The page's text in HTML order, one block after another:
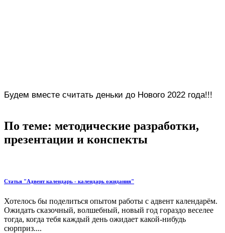
Будем вместе считать деньки до Нового 2022 года!!!
По теме: методические разработки,
презентации и конспекты
Статья "Адвент календарь - календарь ожидания"
Хотелось бы поделиться опытом работы с адвент календарём.
Ожидать сказочный, волшебный, новый год гораздо веселее
тогда, когда тебя каждый день ожидает какой-нибудь
сюрприз....